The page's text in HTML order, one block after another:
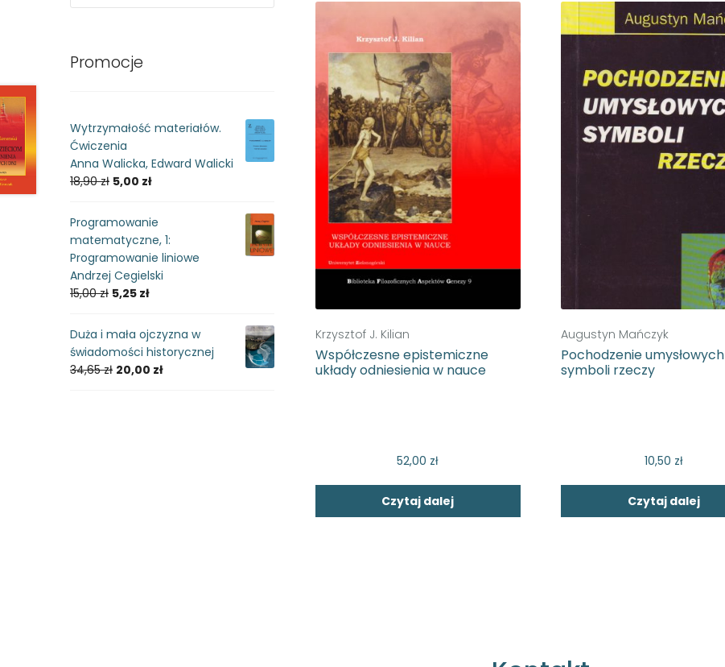
Krzysztof J. Kilian
Współczesne epistemiczne
układy odniesienia w nauce
52,00 zł
Czytaj dalej
Augustyn Mańczyk
Pochodzenie umysłowych
symboli rzeczy
10,50 zł
Czytaj dalej
Promocje
Wytrzymałość materiałów.
Ćwiczenia
Anna Walicka, Edward Walicki
18,90zł 5,00 zł
Programowanie
matematyczne, 1:
Programowanie liniowe
Andrzej Cegielski
15,00zł 5,25 zł
Duża i mała ojczyzna w
świadomości historycznej
34,65zł 20,00 zł